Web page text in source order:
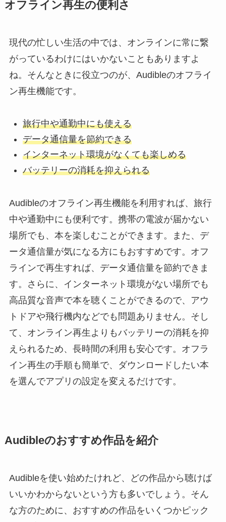
オフライン再生の便利さ
現代の忙しい生活の中では、オンラインに常に繋
がっているわけにはいかないこともありますよ
ね。そんなときに役立つのが、Audibleのオフライ
ン再生機能です。
旅行中や通勤中にも使える
データ通信量を節約できる
インターネット環境がなくても楽しめる
バッテリーの消耗を抑えられる
Audibleのオフライン再生機能を利用すれば、旅行
中や通勤中にも便利です。携帯の電波が届かない
場所でも、本を楽しむことができます。また、デ
ータ通信量が気になる方にもおすすめです。オフ
ラインで再生すれば、データ通信量を節約できま
す。さらに、インターネット環境がない場所でも
高品質な音声で本を聴くことができるので、アウ
トドアや飛行機内などでも問題ありません。そし
て、オンライン再生よりもバッテリーの消耗を抑
えられるため、長時間の利用も安心です。オフラ
イン再生の手順も簡単で、ダウンロードしたい本
を選んでアプリの設定を変えるだけです。
Audibleのおすすめ作品を紹介
Audibleを使い始めたけれど、どの作品から聴けば
いいかわからないという方も多いでしょう。そん
な方のために、おすすめの作品をいくつかピック